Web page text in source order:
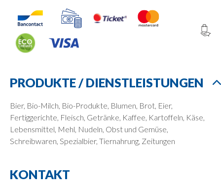
PRODUKTE / DIENSTLEISTUNGEN
Bier, Bio-Milch, Bio-Produkte, Blumen, Brot, Eier,
Fertiggerichte, Fleisch, Getränke, Kaffee, Kartoffeln, Käse,
Lebensmittel, Mehl, Nudeln, Obst und Gemüse,
Schreibwaren, Spezialbier, Tiernahrung, Zeitungen
KONTAKT